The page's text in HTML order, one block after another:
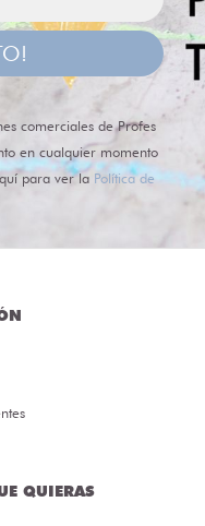
comerciales de Profes
en cualquier momento
para ver la Política de
QUIERAS